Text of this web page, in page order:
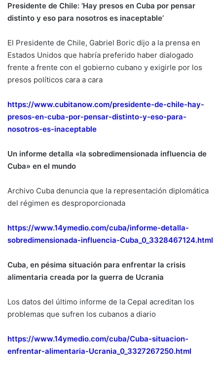
Presidente de Chile: ‘Hay presos en Cuba por pensar
distinto y eso para nosotros es inaceptable’
El Presidente de Chile, Gabriel Boric dijo a la prensa en
Estados Unidos que habría preferido haber dialogado
frente a frente con el gobierno cubano y exigirle por los
presos políticos cara a cara
https://www.cubitanow.com/presidente-de-chile-hay-
presos-en-cuba-por-pensar-distinto-y-eso-para-
nosotros-es-inaceptable
Un informe detalla «la sobredimensionada influencia de
Cuba» en el mundo
Archivo Cuba denuncia que la representación diplomática
del régimen es desproporcionada
https://www.14ymedio.com/cuba/informe-detalla-
sobredimensionada-influencia-Cuba_0_3328467124.html
Cuba, en pésima situación para enfrentar la crisis
alimentaria creada por la guerra de Ucrania
Los datos del último informe de la Cepal acreditan los
problemas que sufren los cubanos a diario
https://www.14ymedio.com/cuba/Cuba-situacion-
enfrentar-alimentaria-Ucrania_0_3327267250.html